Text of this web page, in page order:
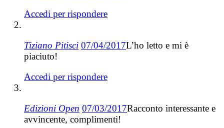
Accedi per rispondere
Tiziano Pitisci 07/04/2017L’ho letto e mi è
piaciuto!
Accedi per rispondere
Edizioni Open 07/03/2017Racconto interessante e
avvincente, complimenti!